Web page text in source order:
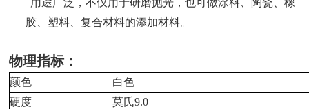
· 用途广泛，不仅用于研磨抛光，也可做涂料、陶瓷、橡
胶、塑料、复合材料的添加材料。
物理指标：
颜色
白色
硬度
莫氏9.0